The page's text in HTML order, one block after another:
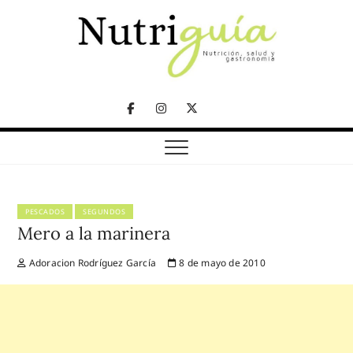
FacebookInstagram
Twitter
Telegram
Nutriguía (Desde
2002)
PESCADOS SEGUNDOS
Mero a la marinera
Adoracion Rodríguez García 8 de mayo de 2010